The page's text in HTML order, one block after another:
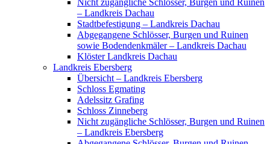
Nicht zugängliche Schlösser, Burgen und Ruinen
– Landkreis Dachau
Stadtbefestigung – Landkreis Dachau
Abgegangene Schlösser, Burgen und Ruinen
sowie Bodendenkmäler – Landkreis Dachau
Klöster Landkreis Dachau
Landkreis Ebersberg
Übersicht – Landkreis Ebersberg
Schloss Egmating
Adelssitz Grafing
Schloss Zinneberg
Nicht zugängliche Schlösser, Burgen und Ruinen
– Landkreis Ebersberg